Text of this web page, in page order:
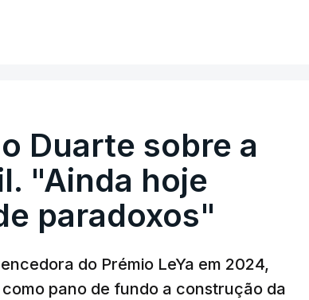
Duarte sobre a
"Ainda hoje
paradoxos"
do Prémio LeYa em 2024,
pano de fundo a construção da